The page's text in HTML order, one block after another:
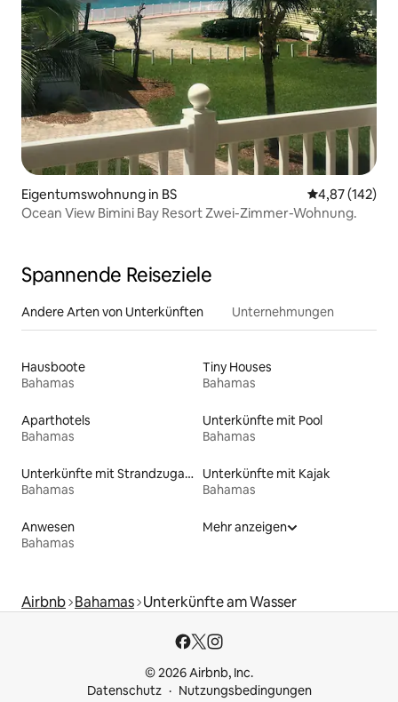
Eigentumswohnung in BS
4,87 (142)
Ocean View Bimini Bay Resort Zwei-Zimmer-Wohnung.
Spannende Reiseziele
Andere Arten von Unterkünften Unternehmungen
Hausboote
Bahamas
Tiny Houses
Bahamas
Aparthotels
Bahamas
Unterkünfte mit Pool
Bahamas
Unterkünfte mit Strandzugang
Bahamas
Unterkünfte mit Kajak
Bahamas
Anwesen
Bahamas
Mehr anzeigen
Airbnb Bahamas Unterkünfte am Wasser
© 2026 Airbnb, Inc.
Datenschutz
Nutzungsbedingungen